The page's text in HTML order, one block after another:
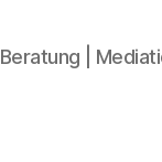
Beratung |